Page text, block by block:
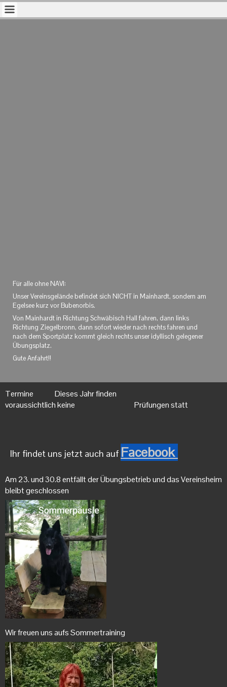
Für alle ohne NAVI:
Unser Vereinsgelände befindet sich NICHT in Mainhardt, sondern am
Egelsee kurz vor Bubenorbis.
Von Mainhardt in Richtung Schwäbisch Hall fahren, dann links
Richtung Ziegelbronn, dann sofort wieder nach rechts fahren und
nach dem Sportplatz kommt gleich rechts unser idyllisch gelegener
Übungsplatz.
Gute Anfahrt!!
Termine Dieses Jahr finden
voraussichtlich keine Prüfungen statt
Ihr findet uns jetzt auch auf Facebook
Am 23. und 30.8 entfällt der Übungsbetrieb und das Vereinsheim
bleibt geschlossen
Wir freuen uns aufs Sommertraining